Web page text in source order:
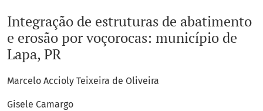
Integração de estruturas de abatimento
e erosão por voçorocas: município de
Lapa, PR
Marcelo Accioly Teixeira de Oliveira
Gisele Camargo